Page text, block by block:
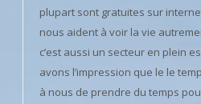
plupart sont gratuites sur
nous aident à voir la vie
c’est aussi un secteur en plein
avons l’impression que le le
à nous de prendre du temps